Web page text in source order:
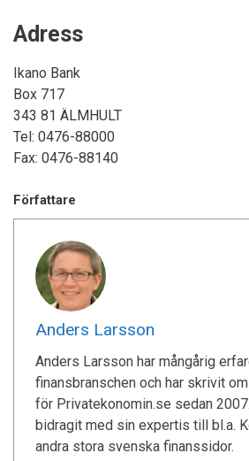
Adress
Ikano Bank
Box 717
343 81 ÄLMHULT
Tel: 0476-88000
Fax: 0476-88140
Författare
Anders Larsson
Anders Larsson har mångårig
finansbranschen och har skrivit
för Privatekonomin.se sedan
bidragit med sin expertis till bl.a.
andra stora svenska finanssidor.